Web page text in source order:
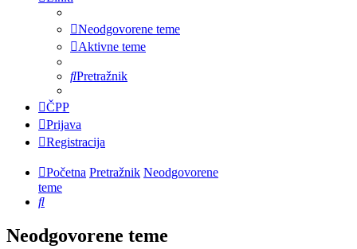
Neodgovorene teme
Aktivne teme
Pretražnik
ČPP
Prijava
Registracija
Početna Pretražnik Neodgovorene
teme
Pretražnik
Neodgovorene teme